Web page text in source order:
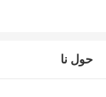
حول نا